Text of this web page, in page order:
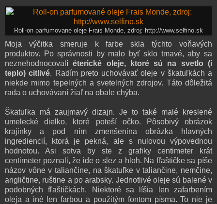
Roll-on parfumované oleje Frais Monde, zdroj: http://www.selfino.sk
Moja výčitka smeruje k farbe skla týchto voňavých
produktov. Po správnosti by malo byť sklo tmavé, aby sa
neznehodnocoval i éterické oleje, ktoré sú na svetlo (i
teplo) citlivé. Radím preto uchovávať oleje v škatuľkách a
niekde mimo tepelných a svetelných zdrojov. Táto dôležitá
rada o uchovávaní žiaľ na obale chýba.
Škatuľka má zaujmavý dizajn. Je to také malé kreslené
umelecké dielko, ktoré poteší očko. Pôsobivý obrázok
krajinky a pod ním zmenšenina obrázka hlavných
ingrediencií, ktorá je pekná, ale s nulovou výpovednou
hodnotou. Asi sotva by ste z grafiky centimeter krát
centimeter poznali, že ide o slez a hloh. Na fľaštičke sa píše
názov vône v taliančine, na škatuľke v taliančine, nemčine,
angličtine, ruštine a po arabsky. Jednotlivé oleje sú balené v
podobných fľaštičkách. Niektoré sa líšia len zafarbením
oleja a iné len farbou a použitým fontom písma. To nie je